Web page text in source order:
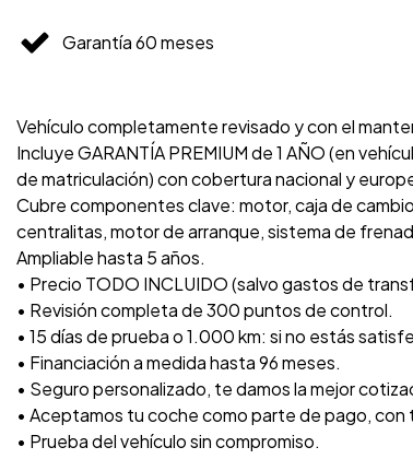
Garantía 60 meses
Vehículo completamente revisado y con el
Incluye GARANTÍA PREMIUM de 1 AÑO (en
de matriculación) con cobertura nacional y
Cubre componentes clave: motor, caja de
centralitas, motor de arranque, sistema de
Ampliable hasta 5 años.
• Precio TODO INCLUIDO (salvo gastos de
• Revisión completa de 300 puntos de control.
• 15 días de prueba o 1.000 km: si no estás
• Financiación a medida hasta 96 meses.
• Seguro personalizado, te damos la mejor
• Aceptamos tu coche como parte de pago, con
• Prueba del vehículo sin compromiso.